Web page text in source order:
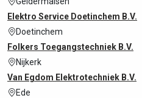
Elektro Service Doetinchem B.V.
Doetinchem
Folkers Toegangstechniek B.V.
Nijkerk
Van Egdom Elektrotechniek B.V.
Ede